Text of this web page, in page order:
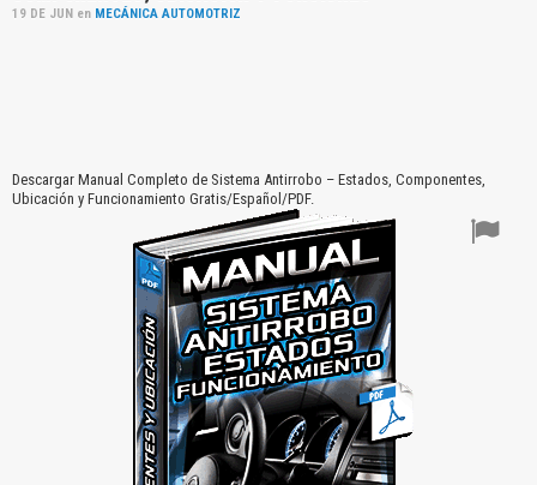
19 DE JUN en MECÁNICA AUTOMOTRIZ
Descargar Manual Completo de Sistema Antirrobo – Estados, Componentes,
Ubicación y Funcionamiento Gratis/Español/PDF.